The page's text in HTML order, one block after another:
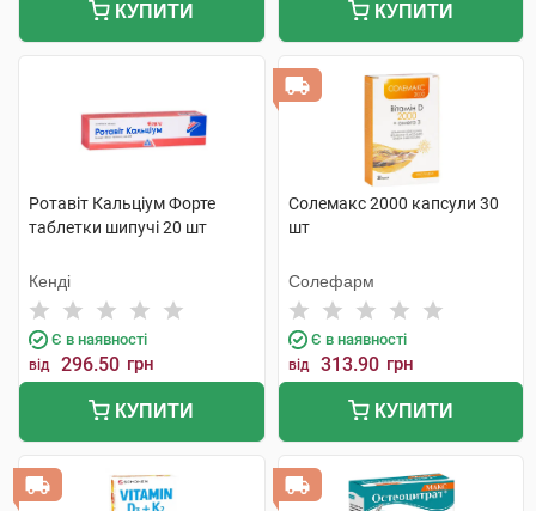
КУПИТИ КУПИТИ
Ротавіт Кальціум Форте
таблетки шипучі 20 шт
Кенді
Є в наявності
від 296.50 грн
КУПИТИ
Солемакс 2000 капсули 30
шт
Солефарм
Є в наявності
від 313.90 грн
КУПИТИ